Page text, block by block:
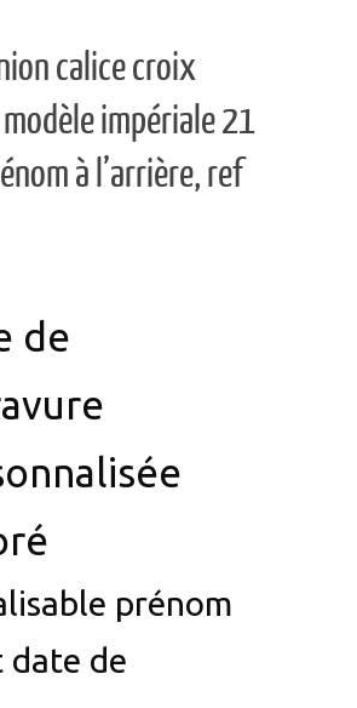
calice croix
impériale 21
à l’arrière, ref
de
prénom
date de